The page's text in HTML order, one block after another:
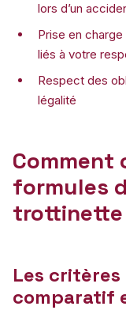
lors d’un
Prise en
liés à votre
Respect des
légalité
Comment
formules
Les
comparatif